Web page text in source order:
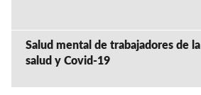
Salud mental de trabajadores de la
salud y Covid-19